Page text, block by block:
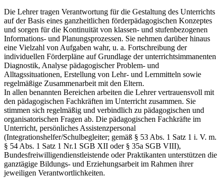
Die Lehrer tragen Verantwortung für die Gestaltung des Unterrichts
auf der Basis eines ganzheitlichen förderpädagogischen Konzeptes
und sorgen für die Kontinuität von klassen- und stufenbezogenen
Informations- und Planungsprozessen. Sie nehmen darüber hinaus
eine Vielzahl von Aufgaben wahr, u. a. Fortschreibung der
individuellen Förderpläne auf Grundlage der unterrichtsimmanenten
Diagnostik, Analyse pädagogischer Problem- und
Alltagssituationen, Erstellung von Lehr- und Lernmitteln sowie
regelmäßige Zusammenarbeit mit den Eltern.
In allen benannten Bereichen arbeiten die Lehrer vertrauensvoll mit
den pädagogischen Fachkräften im Unterricht zusammen. Sie
stimmen sich regelmäßig und verbindlich zu pädagogischen und
organisatorischen Fragen ab. Die pädagogischen Fachkräfte im
Unterricht, persönliches Assistenzpersonal
(Integrationshelfer/Schulbegleiter; gemäß § 53 Abs. 1 Satz 1 i. V. m.
§ 54 Abs. 1 Satz 1 Nr.1 SGB XII oder § 35a SGB VIII),
Bundesfreiwilligendienstleistende oder Praktikanten unterstützen die
ganztägige Bildungs- und Erziehungsarbeit im Rahmen ihrer
jeweiligen Verantwortlichkeiten.